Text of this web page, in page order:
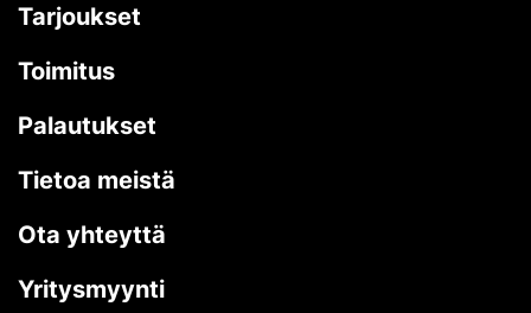
Tarjoukset
Toimitus
Palautukset
Tietoa meistä
Ota yhteyttä
Yritysmyynti